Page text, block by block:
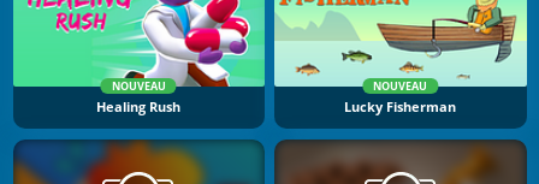
NOUVEAU
Healing Rush
NOUVEAU
Lucky Fisherman